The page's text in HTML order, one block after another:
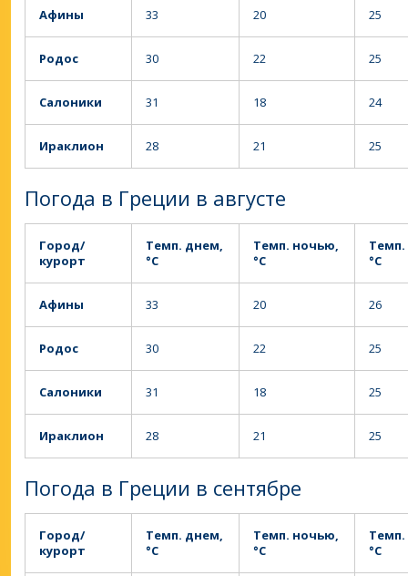
Афины 33 20 25
Родос 30 22 25
Салоники 31 18 24
Ираклион 28 21 25
Погода в Греции в августе
Город/
курорт
Темп. днем,
°C
Темп. ночью,
°C
°C
Афины 33 20 26
Родос 30 22 25
Салоники 31 18 25
Ираклион 28 21 25
Погода в Греции в сентябре
Город/
курорт
Темп. днем,
°C
Темп. ночью,
°C
°C